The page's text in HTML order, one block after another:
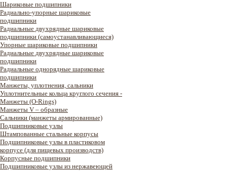
Шариковые подшипники
Радиально-упорные шариковые
подшипники
Радиальные двухрядные шариковые
подшипники (самоустанавливающиеся)
Упорные шариковые подшипники
Радиальные двухрядные шариковые
подшипники
Радиальные однорядные шариковые
подшипники
Манжеты, уплотнения, сальники
Уплотнительные кольца круглого сечения -
Манжеты (O-Rings)
Манжеты V – образные
Сальники (манжеты армированные)
Подшипниковые узлы
Штампованные стальные корпусы
Подшипниковые узлы в пластиковом
корпусе (для пищевых производств)
Корпусные подшипники
Подшипниковые узлы из нержавеющей